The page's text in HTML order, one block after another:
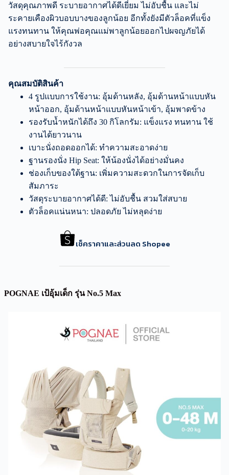
วัสดุคุณภาพดี ระบายอากาศได้ดีเยี่ยม ไม่อับชื้น และไม่
ระคายเคืองผิวบอบบางของลูกน้อย อีกทั้งยังมีตัวล็อคที่แข็ง
แรงทนทาน ให้คุณพ่อคุณแม่พาลูกน้อยออกไปผจญภัยได้
อย่างสบายใจไร้กังวล
คุณสมบัติสินค้า
4 รูปแบบการใช้งาน: อุ้มด้านหลัง, อุ้มด้านหน้าแบบหัน
หน้าออก, อุ้มด้านหน้าแบบหันหน้าเข้า, อุ้มพาดข้าง
รองรับน้ำหนักได้ถึง 30 กิโลกรัม: แข็งแรง ทนทาน ใช้
งานได้ยาวนาน
เบาะนั่งถอดออกได้: ทำความสะอาดง่าย
ฐานรองนั่ง Hip Seat: ให้น้องนั่งได้อย่างมั่นคง
ช่องเก็บของใต้ฐาน: เพิ่มความสะดวกในการจัดเก็บ
สัมภาระ
วัสดุระบายอากาศได้ดี: ไม่อับชื้น สวมใส่สบาย
ตัวล็อคแน่นหนา: ปลอดภัย ไม่หลุดง่าย
เช็คราคาและส่วนลด Shopee
POGNAE เป้อุ้มเด็ก รุ่น No.5 Max